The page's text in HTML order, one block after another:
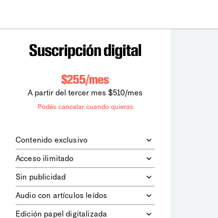
Suscripción digital
$255/mes
A partir del tercer mes $510/mes
Podés cancelar cuando quieras
Contenido exclusivo
digitales dela diaria
los contenidos de Le Monde
diplomatique.
Acceso ilimitado
contenidos.
Sin publicidad
publicitarios.
Audio con artículos leídos
Edición papel digitalizada